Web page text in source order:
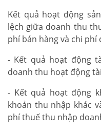
Kết quả hoạt động
lệch giữa doanh thu
phí bán hàng và chi
- Kết quả hoạt động
doanh thu hoạt động
- Kết quả hoạt động
khoản thu nhập khác
phí thuế thu nhập